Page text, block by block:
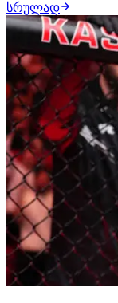
მებრძოლი:
გავაშელიშვილის
ბიკო, უფრო
ბაჩუკ…
სრულად